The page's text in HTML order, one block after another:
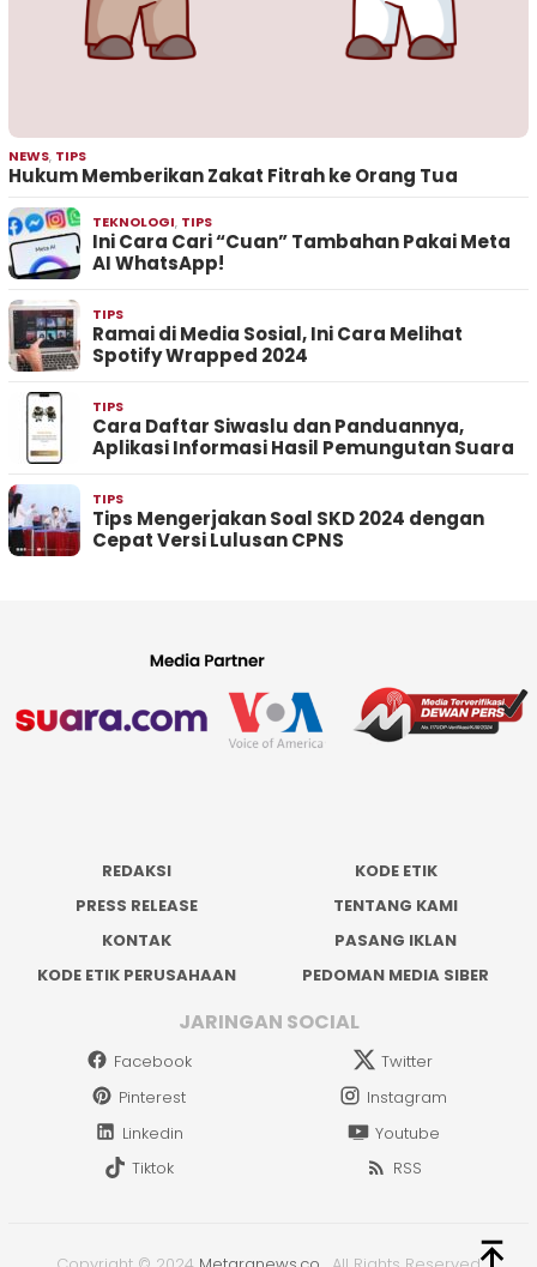
NEWS, TIPS
Hukum Memberikan Zakat Fitrah ke Orang Tua
TEKNOLOGI, TIPS
Ini Cara Cari “Cuan” Tambahan Pakai Meta
AI WhatsApp!
TIPS
Ramai di Media Sosial, Ini Cara Melihat
Spotify Wrapped 2024
TIPS
Cara Daftar Siwaslu dan Panduannya,
Aplikasi Informasi Hasil Pemungutan Suara
TIPS
Tips Mengerjakan Soal SKD 2024 dengan
Cepat Versi Lulusan CPNS
REDAKSI
KODE ETIK
PRESS RELEASE
TENTANG KAMI
KONTAK
PASANG IKLAN
KODE ETIK PERUSAHAAN
PEDOMAN MEDIA SIBER
JARINGAN SOCIAL
Facebook
Twitter
Pinterest
Instagram
Linkedin
Youtube
Tiktok
RSS